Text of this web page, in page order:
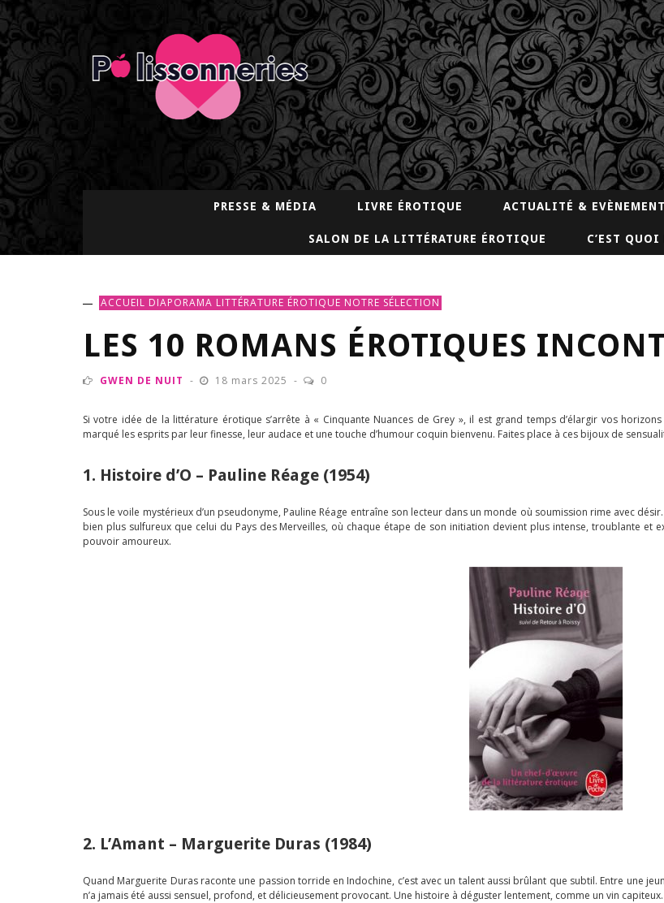
PRESSE & MÉDIA LIVRE ÉROTIQUE ACTUALITÉ & EVÈNEMENT
SALON DE LA LITTÉRATURE ÉROTIQUE C’EST
ACCUEIL DIAPORAMA LITTÉRATURE ÉROTIQUE NOTRE SÉLECTION
LES 10 ROMANS ÉROTIQUES
GWEN DE NUIT 18 mars 2025 0
Si votre idée de la littérature érotique s’arrête à « Cinquante Nuances de Grey », il est grand temps d’élargir vos
marqué les esprits par leur finesse, leur audace et une touche d’humour coquin bienvenu. Faites place à ces bijoux de
1. Histoire d’O – Pauline Réage (1954)
Sous le voile mystérieux d’un pseudonyme, Pauline Réage entraîne son lecteur dans un monde où soumission rime avec
bien plus sulfureux que celui du Pays des Merveilles, où chaque étape de son initiation devient plus intense, troublante et
pouvoir amoureux.
2. L’Amant – Marguerite Duras (1984)
Quand Marguerite Duras raconte une passion torride en Indochine, c’est avec un talent aussi brûlant que subtil. Entre une
n’a jamais été aussi sensuel, profond, et délicieusement provocant. Une histoire à déguster lentement, comme un vin capiteux.